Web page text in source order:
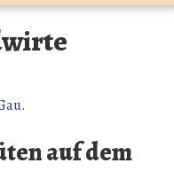
auf dem